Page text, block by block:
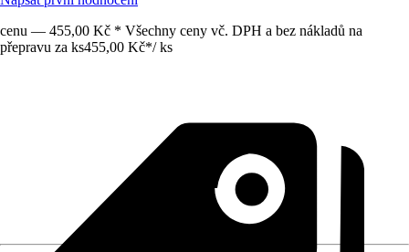
cenu — 455,00 Kč * Všechny ceny vč. DPH a bez nákladů na
přepravu za ks455,00 Kč*/ ks